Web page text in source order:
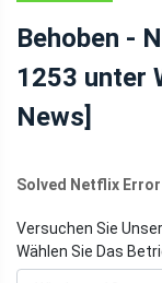
Behoben -
1253 unter
News]
Solved Netflix Error
Versuchen Sie
Wählen Sie Das